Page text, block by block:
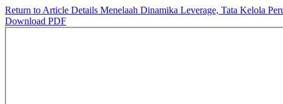
Return to Article Details Menelaah Dinamika Leverage, Tata Kelola
Download PDF